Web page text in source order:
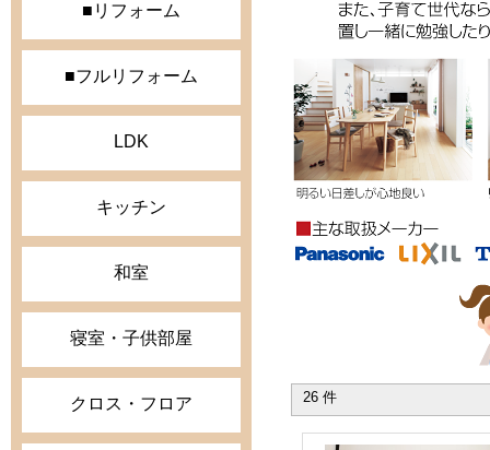
■リフォーム
■フルリフォーム
LDK
キッチン
和室
寝室・子供部屋
クロス・フロア 26 件